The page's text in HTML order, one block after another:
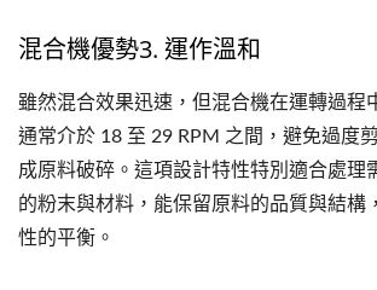
混合機優勢3. 運作溫和
雖然混合效果迅速，但混合機在運轉過程
通常介於 18 至 29 RPM 之間，避免過度
成原料破碎。這項設計特性特別適合處理
的粉末與材料，能保留原料的品質與結構
性的平衡。